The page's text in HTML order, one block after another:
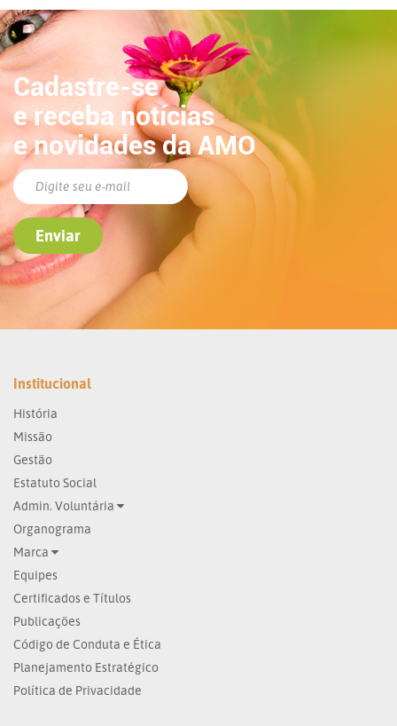
Cadastre-se
e receba notícias
e novidades da AMO
Institucional
História
Missão
Gestão
Estatuto Social
Admin. Voluntária
Organograma
Marca
Equipes
Certificados e Títulos
Publicações
Código de Conduta e Ética
Planejamento Estratégico
Política de Privacidade